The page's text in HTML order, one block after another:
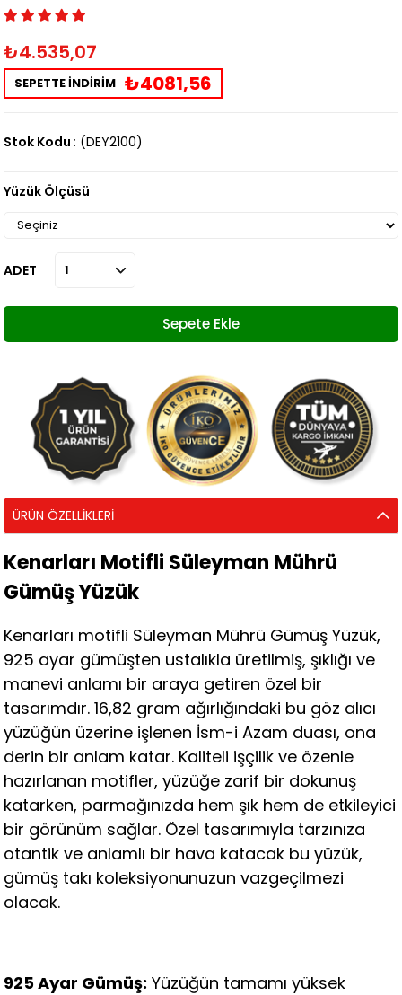
₺4.535,07
SEPETTE İNDİRİM ₺4081,56
Stok Kodu (DEY2100)
Yüzük Ölçüsü
ADET
ÜRÜN ÖZELLIKLERI
Kenarları Motifli Süleyman Mührü
Gümüş Yüzük
Kenarları motifli Süleyman Mührü Gümüş Yüzük,
925 ayar gümüşten ustalıkla üretilmiş, şıklığı ve
manevi anlamı bir araya getiren özel bir
tasarımdır. 16,82 gram ağırlığındaki bu göz alıcı
yüzüğün üzerine işlenen İsm-i Azam duası, ona
derin bir anlam katar. Kaliteli işçilik ve özenle
hazırlanan motifler, yüzüğe zarif bir dokunuş
katarken, parmağınızda hem şık hem de etkileyici
bir görünüm sağlar. Özel tasarımıyla tarzınıza
otantik ve anlamlı bir hava katacak bu yüzük,
gümüş takı koleksiyonunuzun vazgeçilmezi
olacak.
925 Ayar Gümüş: Yüzüğün tamamı yüksek